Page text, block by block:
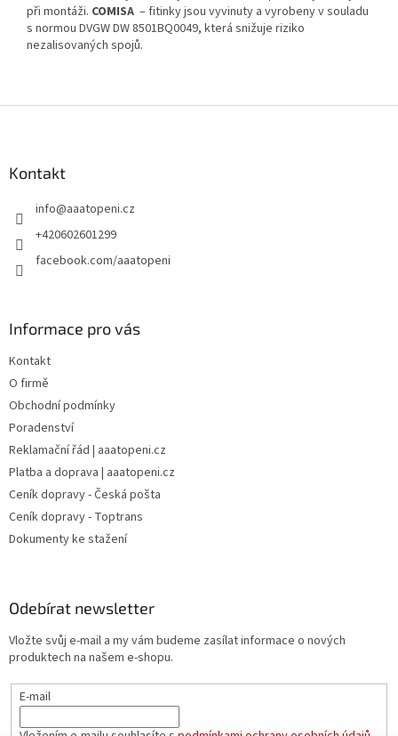
při montáži. COMISA – fitinky jsou vyvinuty a vyrobeny v souladu
s normou DVGW DW 8501BQ0049, která snižuje riziko
nezalisovaných spojů.
Kontakt
info@aaatopeni.cz
+420602601299
facebook.com/aaatopeni
Informace pro vás
Kontakt
O firmě
Obchodní podmínky
Poradenství
Reklamační řád | aaatopeni.cz
Platba a doprava | aaatopeni.cz
Ceník dopravy - Česká pošta
Ceník dopravy - Toptrans
Dokumenty ke stažení
Odebírat newsletter
Vložte svůj e-mail a my vám budeme zasílat informace o nových
produktech na našem e-shopu.
E-mail